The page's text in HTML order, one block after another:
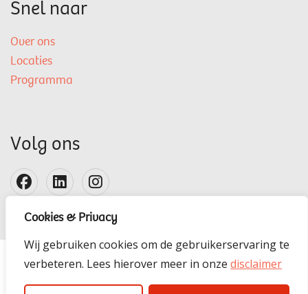
Cookies & Privacy
Wij gebruiken cookies om de gebruikerservaring te
verbeteren. Lees hierover meer in onze disclaimer
Snel naar
Over ons
Locaties
Programma
Volg ons
Disclaimer